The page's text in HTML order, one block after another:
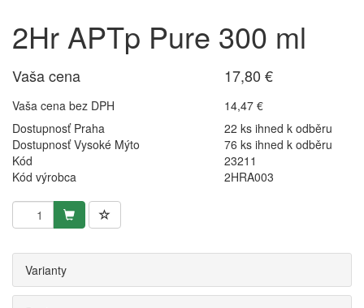
2Hr APTp Pure 300 ml
Vaša cena 17,80 €
Vaša cena bez DPH
14,47 €
Dostupnosť Praha
22 ks ihned k odběru
Dostupnosť Vysoké Mýto
76 ks ihned k odběru
Kód
23211
Kód výrobca
2HRA003
Varianty